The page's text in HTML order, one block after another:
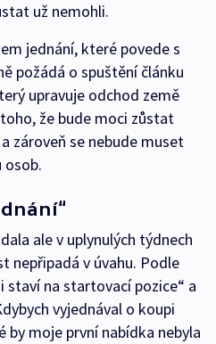
už nemohli.
jednání, které povede s
požádá o spuštění článku
upravuje odchod země
že bude moci zůstat
zároveň se nebude muset
osob.
ale v uplynulých týdnech
nepřipadá v úvahu. Podle
staví na startovací pozice“ a
vyjednával o koupi
by moje první nabídka nebyla